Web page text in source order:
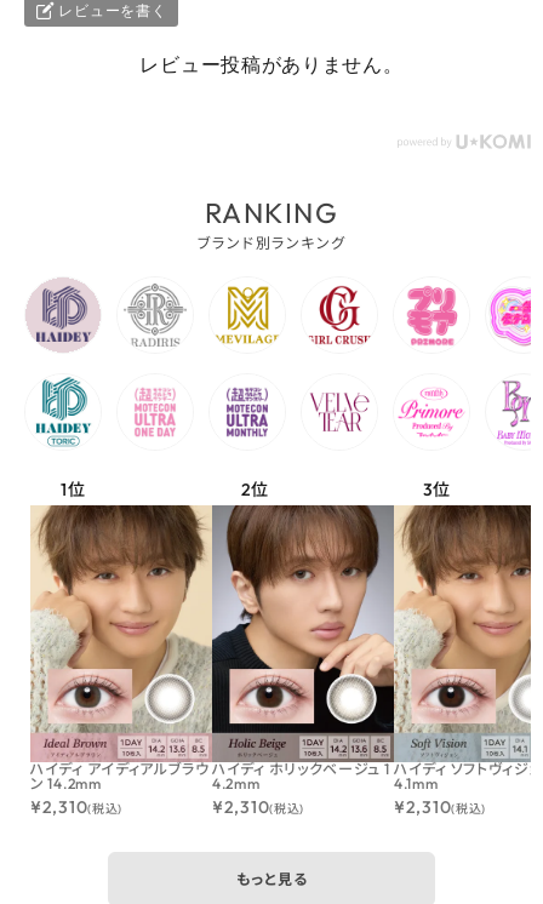
レビューを書く
レビュー投稿がありません。
RANKING
ブランド別ランキング
ハイディ アイディアルブラウ
ン 14.2mm
¥2,310(税込)
ハイディ ホリックベージュ 1
4.2mm
¥2,310(税込)
ハイディ ソフトヴィジ
4.1mm
¥2,310(税込)
もっと見る